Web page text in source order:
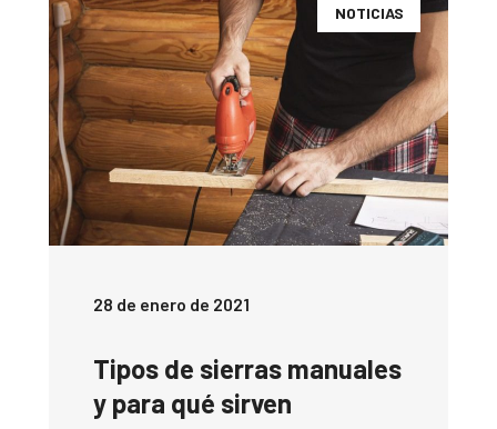
NOTICIAS
28 de enero de 2021
Tipos de sierras manuales
y para qué sirven